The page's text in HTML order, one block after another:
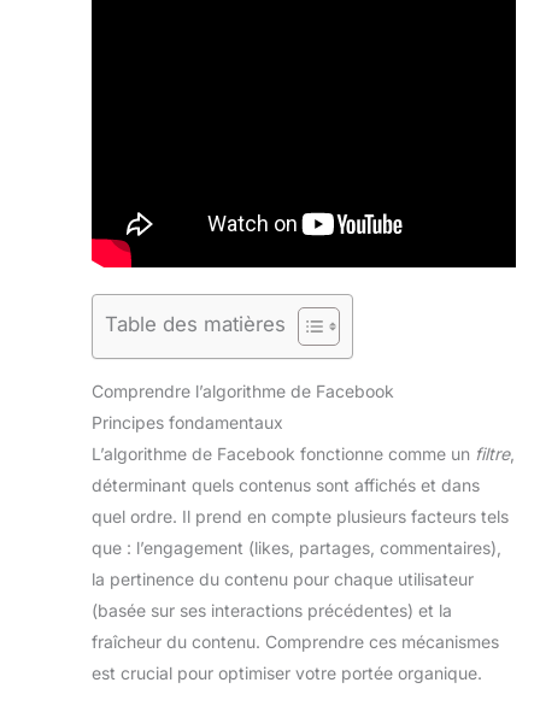
Table des matières
Comprendre l’algorithme de Facebook
Principes fondamentaux
L’algorithme de Facebook fonctionne comme un filtre,
déterminant quels contenus sont affichés et dans
quel ordre. Il prend en compte plusieurs facteurs tels
que : l’engagement (likes, partages, commentaires),
la pertinence du contenu pour chaque utilisateur
(basée sur ses interactions précédentes) et la
fraîcheur du contenu. Comprendre ces mécanismes
est crucial pour optimiser votre portée organique.